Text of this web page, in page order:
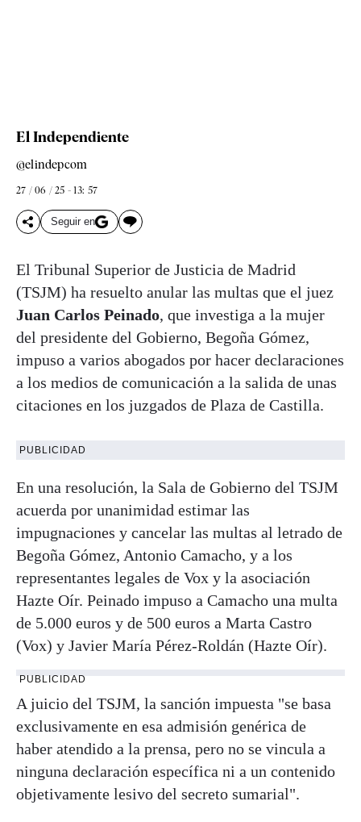
El Independiente
@elindepcom
27 / 06 / 25 - 13: 57
Seguir en
El Tribunal Superior de Justicia de Madrid
(TSJM) ha resuelto anular las multas que el juez
Juan Carlos Peinado, que investiga a la mujer
del presidente del Gobierno, Begoña Gómez,
impuso a varios abogados por hacer declaraciones
a los medios de comunicación a la salida de unas
citaciones en los juzgados de Plaza de Castilla.
PUBLICIDAD
En una resolución, la Sala de Gobierno del TSJM
acuerda por unanimidad estimar las
impugnaciones y cancelar las multas al letrado de
Begoña Gómez, Antonio Camacho, y a los
representantes legales de Vox y la asociación
Hazte Oír. Peinado impuso a Camacho una multa
de 5.000 euros y de 500 euros a Marta Castro
(Vox) y Javier María Pérez-Roldán (Hazte Oír).
PUBLICIDAD
A juicio del TSJM, la sanción impuesta "se basa
exclusivamente en esa admisión genérica de
haber atendido a la prensa, pero no se vincula a
ninguna declaración específica ni a un contenido
objetivamente lesivo del secreto sumarial".